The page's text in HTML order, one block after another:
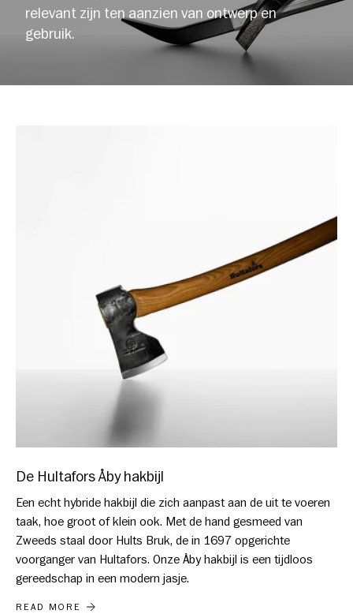
relevant zijn ten aanzien van ontwerp en
gebruik.
De Hultafors Åby hakbijl
Een echt hybride hakbijl die zich aanpast aan de uit te voeren
taak, hoe groot of klein ook. Met de hand gesmeed van
Zweeds staal door Hults Bruk, de in 1697 opgerichte
voorganger van Hultafors. Onze Åby hakbijl is een tijdloos
gereedschap in een modern jasje.
DE HULTAFORS ÅBY HAKBIJL
READ MORE